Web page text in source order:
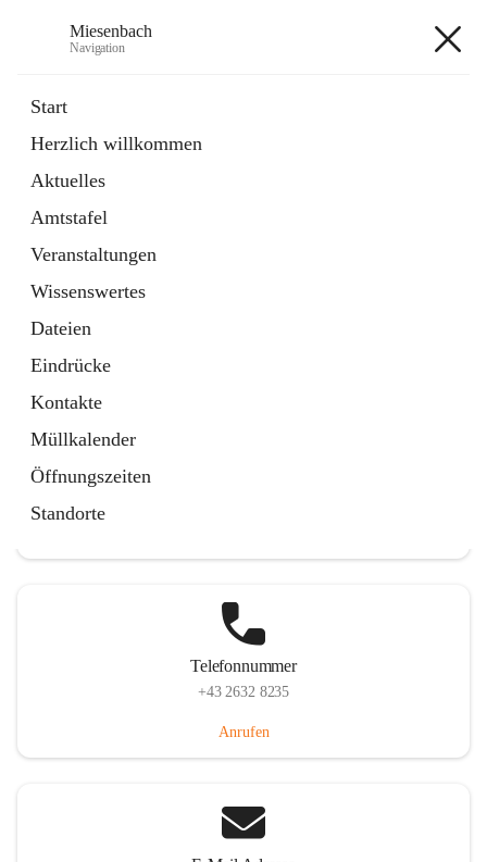
Miesenbach
Navigation
Start
Herzlich willkommen
Aktuelles
Amtstafel
Veranstaltungen
Wissenswertes
Dateien
Eindrücke
Kontakte
Müllkalender
Öffnungszeiten
Standorte
Externe Webseite
in
Tab
Region Schneebergland
Externe Webseite
öffnet
in
neuem
Tab
Telefonnummer
+43 2632 8235
Anrufen